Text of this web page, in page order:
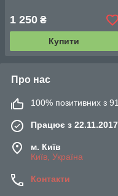
1 250 ₴
Купити
Про нас
100% позитивних з 91
Працює з 22.11.2017
м. Київ
Київ, Україна
Контакти